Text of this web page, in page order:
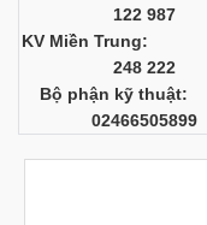
122 987
KV Miền
248 222
Bộ phận kỹ
02466505899